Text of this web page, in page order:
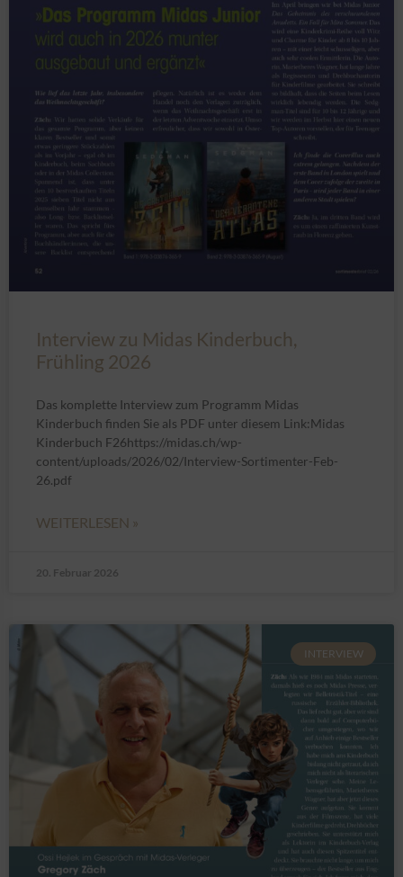
Interview zu Midas Kinderbuch,
Frühling 2026
Das komplette Interview zum Programm Midas
Kinderbuch finden Sie als PDF unter diesem Link:Midas
Kinderbuch F26https://midas.ch/wp-
content/uploads/2026/02/Interview-Sortimenter-Feb-
26.pdf
WEITERLESEN »
20. Februar 2026
INTERVIEW